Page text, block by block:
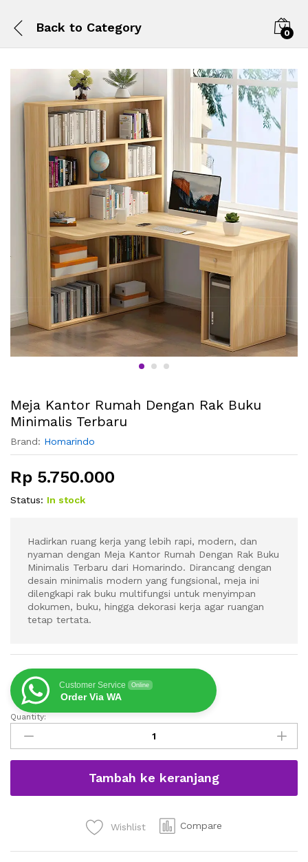
Back to Category 0
Meja Kantor Rumah Dengan Rak Buku
Minimalis Terbaru
Brand: Homarindo
Rp 5.750.000
Status: In stock
Hadirkan ruang kerja yang lebih rapi, modern, dan
nyaman dengan Meja Kantor Rumah Dengan Rak Buku
Minimalis Terbaru dari Homarindo. Dirancang dengan
desain minimalis modern yang fungsional, meja ini
dilengkapi rak buku multifungsi untuk menyimpan
dokumen, buku, hingga dekorasi kerja agar ruangan
tetap tertata.
Customer Service Online
Order Via WA
Meja
Kantor
Rumah
Dengan
Buku
Quantity:
Tambah ke keranjang
Wishlist Compare